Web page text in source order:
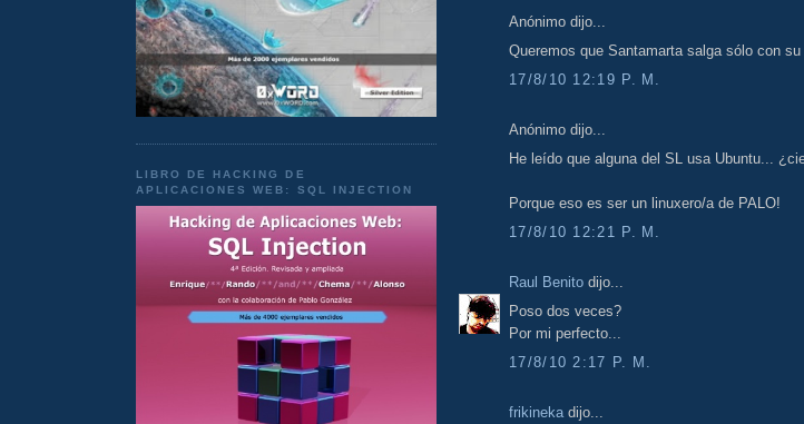
LIBRO DE HACKING DE
APLICACIONES WEB: SQL INJECTION
Anónimo dijo...
Queremos que Santamarta salga sólo con
17/8/10 12:19 P. M.
Anónimo dijo...
He leído que alguna del SL usa Ubuntu...
Porque eso es ser un linuxero/a de PALO!
17/8/10 12:21 P. M.
Raul Benito dijo...
Poso dos veces?
Por mi perfecto...
17/8/10 2:17 P. M.
frikineka dijo...